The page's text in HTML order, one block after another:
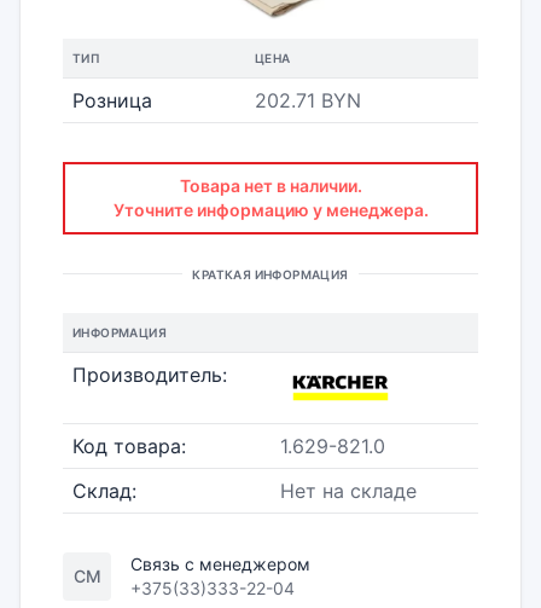
ТИП ЦЕНА
Розница 202.71 BYN
Товара нет в наличии.
Уточните информацию у менеджера.
КРАТКАЯ ИНФОРМАЦИЯ
ИНФОРМАЦИЯ
Производитель:
Код товара:
1.629-821.0
Склад:
Нет на складе
СМ
Связь с менеджером
+375(33)333-22-04